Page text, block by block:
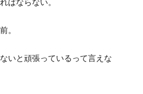
。
いと頑張っているって言えな